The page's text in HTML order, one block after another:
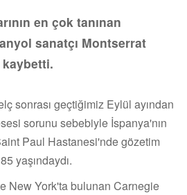
en çok tanınan
sanatçı Montserrat
kaybetti.
sonrası geçtiğimiz Eylül ayından
sorunu sebebiyle İspanya'nın
Paul Hastanesi'nde gözetim
yaşındaydı.
New York'ta bulunan Carnegie